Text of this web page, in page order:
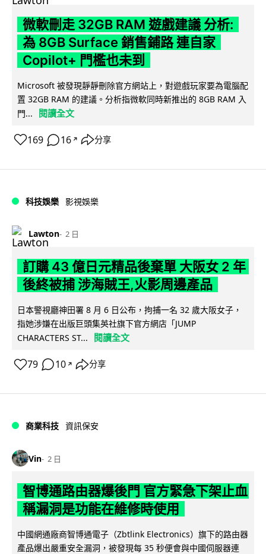
微軟刪走 32GB RAM 遊戲建議 分析:
為 8GB Surface 銷售鋪路 連自家
Copilot+ 門檻也未到
Microsoft 被發現靜靜刪除官方網站上，對遊戲玩家要為電腦配
置 32GB RAM 的建議。分析指微軟同時新推出的 8GB RAM 入
門...
閱讀全文
169 16 ↗ 分享
科技娛樂 影視娛樂
Lawton 2 日
訂購 43 億日元精品後棄單 大阪女 2 年
後終被捕 涉海賊王,火影周邊產品
日本警視廳神田署 8 月 6 日公布，拘捕一名 32 歲大阪女子，
指她涉嫌在出版巨頭集英社旗下官方網店「JUMP
CHARACTERS ST...
閱讀全文
79 10 ↗ 分享
商業科技 資訊保安
Vin 2 日
智博通路由器爆後門 官方緊急下架止血
稱漏洞是功能在維修時使用
中國網通廠商智博通電子（Zbtlink Electronics）旗下的路由器
產品爆出嚴重安全漏洞，被發現每 35 秒便會與中國伺服器連